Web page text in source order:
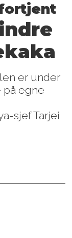
er under
egne
sjef Tarjei